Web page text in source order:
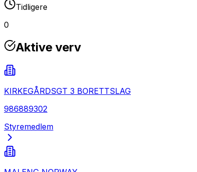
Tidligere
0
Aktive verv
KIRKEGÅRDSGT 3 BORETTSLAG
986889302
Styremedlem